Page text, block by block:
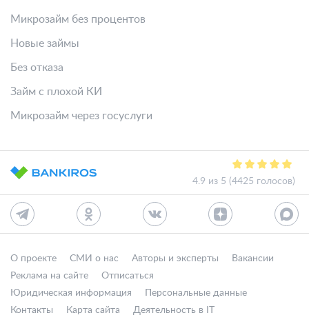
Микрозайм без процентов
Новые займы
Без отказа
Займ с плохой КИ
Микрозайм через госуслуги
4.9 из 5 (4425 голосов)
О проекте СМИ о нас Авторы и эксперты
Вакансии
Реклама на сайте
Отписаться
Юридическая информация
Персональные данные
Контакты
Карта сайта Деятельность в IT